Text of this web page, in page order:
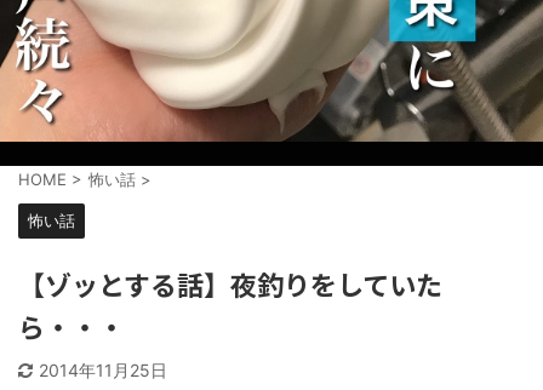
HOME > 怖い話 >
怖い話
【ゾッとする話】夜釣りをしていた
ら・・・
2014年11月25日